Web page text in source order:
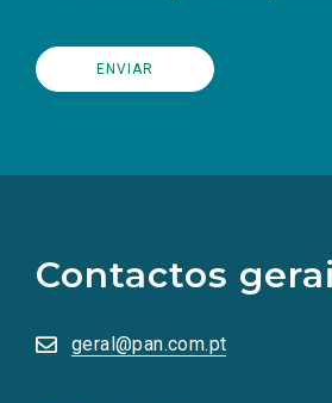
Contactos
geral@pan.com.pt
redes
sociais
numa
nova